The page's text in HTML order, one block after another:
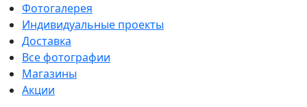
Фотогалерея
Индивидуальные проекты
Доставка
Все фотографии
Магазины
Акции